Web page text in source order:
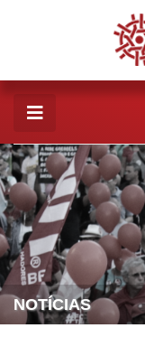
NOTÍCIAS